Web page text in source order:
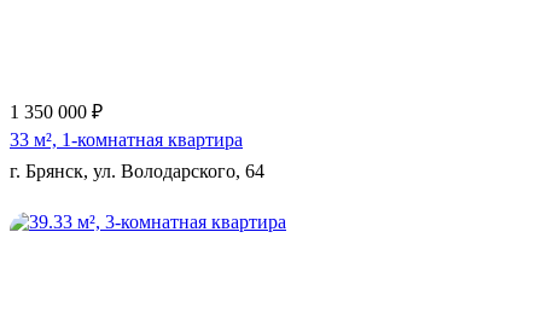
1 350 000 ₽
33 м², 1-комнатная квартира
г. Брянск, ул. Володарского, 64